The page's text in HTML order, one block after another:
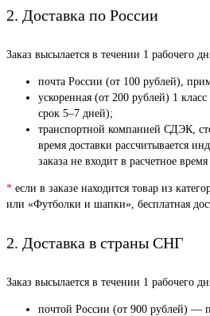
2. Доставка по России
Заказ высылается в течении 1 рабочего
почта России (от 100 рублей),
ускоренная (от 200 рублей) 1
срок 5–7 дней);
транспортной компанией СДЭК,
время доставки рассчитывается
заказа не входит в расчетное время
* если в заказе находится товар из
или «Футболки и шапки», бесплатная
2. Доставка в страны СНГ
Заказ высылается в течении 1 рабочего
почтой России (от 900 рублей) —